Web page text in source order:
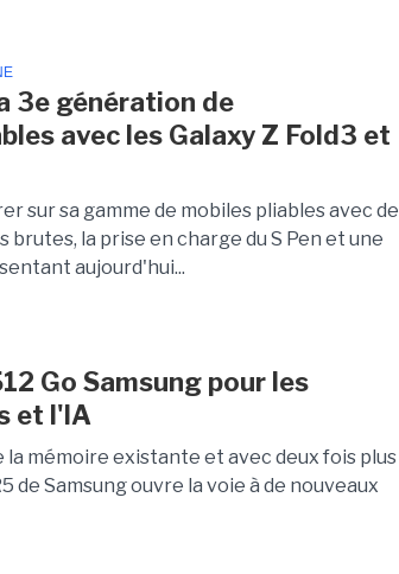
3e génération de
avec les Galaxy Z Fold3 et
sur sa gamme de mobiles pliables avec de
la prise en charge du S Pen et une
aujourd'hui...
Go Samsung pour les
et l'IA
la mémoire existante et avec deux fois plus
de Samsung ouvre la voie à de nouveaux